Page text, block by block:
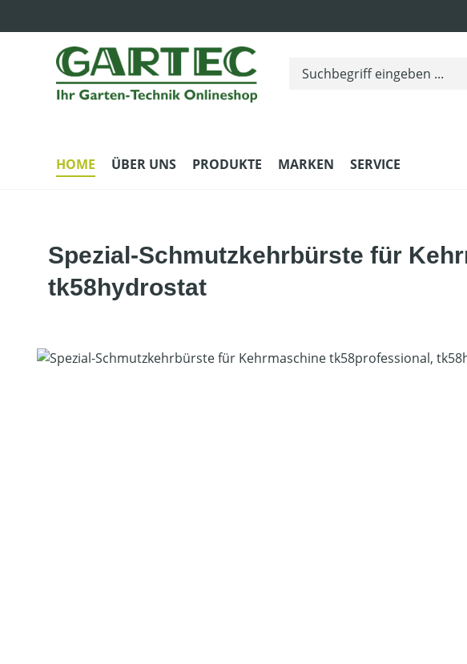
HOME ÜBER UNS PRODUKTE MARKEN SERVICE
Spezial-Schmutzkehrbürste für
tk58hydrostat
Bildergalerie überspringen